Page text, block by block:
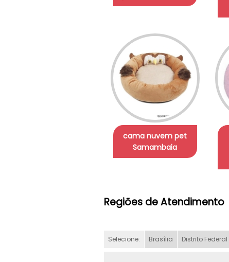
cama nuvem pet
Samambaia
Regiões de Atendimento
Selecione: Brasília Distrito Federal